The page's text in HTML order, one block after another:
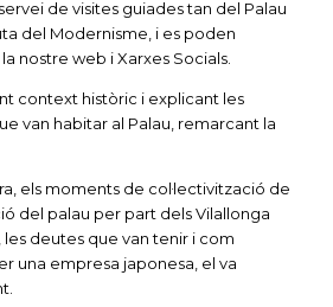
de visites guiades tan del Palau
del Modernisme, i es poden
nostre web i Xarxes Socials.
context històric i explicant les
van habitar al Palau, remarcant la
els moments de col·lectivització de
del palau per part dels Vilallonga
deutes que van tenir i com
una empresa japonesa, el va